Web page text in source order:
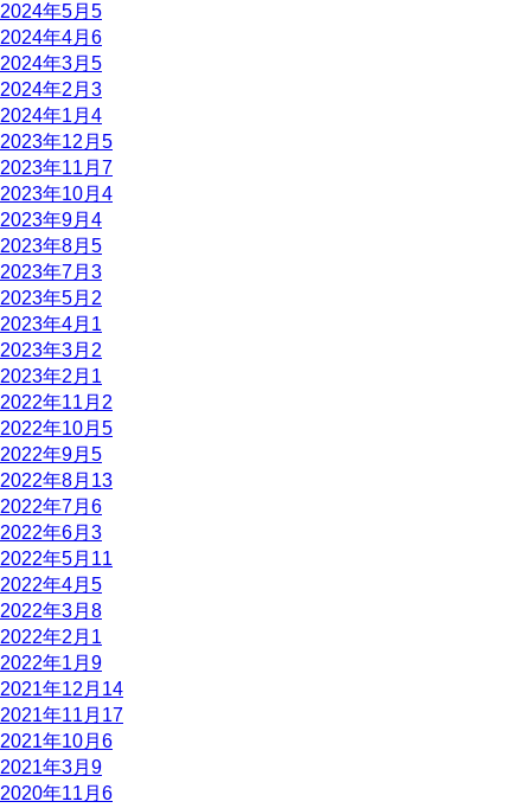
2024年5月 5
2024年4月 6
2024年3月 5
2024年2月 3
2024年1月 4
2023年12月 5
2023年11月 7
2023年10月 4
2023年9月 4
2023年8月 5
2023年7月 3
2023年5月 2
2023年4月 1
2023年3月 2
2023年2月 1
2022年11月 2
2022年10月 5
2022年9月 5
2022年8月 13
2022年7月 6
2022年6月 3
2022年5月 11
2022年4月 5
2022年3月 8
2022年2月 1
2022年1月 9
2021年12月 14
2021年11月 17
2021年10月 6
2021年3月 9
2020年11月 6